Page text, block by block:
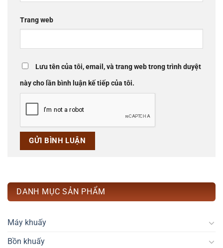
Trang web
Lưu tên của tôi, email, và trang web trong trình duyệt
này cho lần bình luận kế tiếp của tôi.
DANH MỤC SẢN PHẨM
Máy khuấy
Bồn khuấy